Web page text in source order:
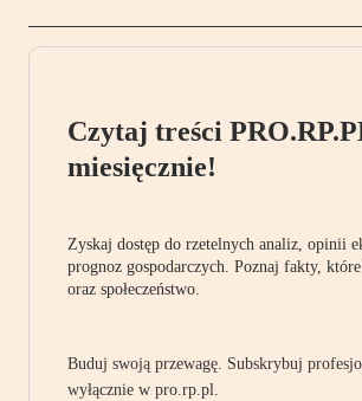
Czytaj treści
miesięcznie!
Zyskaj dostęp do rzetelnych analiz, opinii
prognoz gospodarczych. Poznaj fakty,
oraz społeczeństwo.
Buduj swoją przewagę. Subskrybuj
wyłącznie w pro.rp.pl.